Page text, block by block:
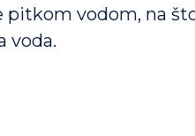
vodom, na
voda.